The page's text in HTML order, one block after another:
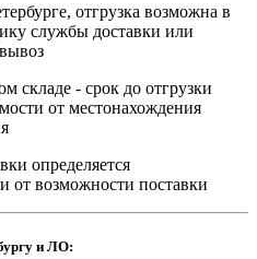
отгрузка возможна в
службы доставки или
складе - срок до отгрузки
от местонахождения
определяется
от возможности поставки
и ЛО: